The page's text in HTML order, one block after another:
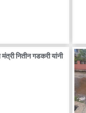
नितीन गडकरी यांनी